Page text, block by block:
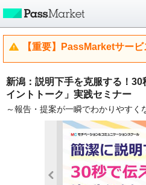
【重要】PassMarketサー
新潟：説明下手を克服する！
イントトーク」実践セミナー
～報告・提案が一瞬でわかりやすく